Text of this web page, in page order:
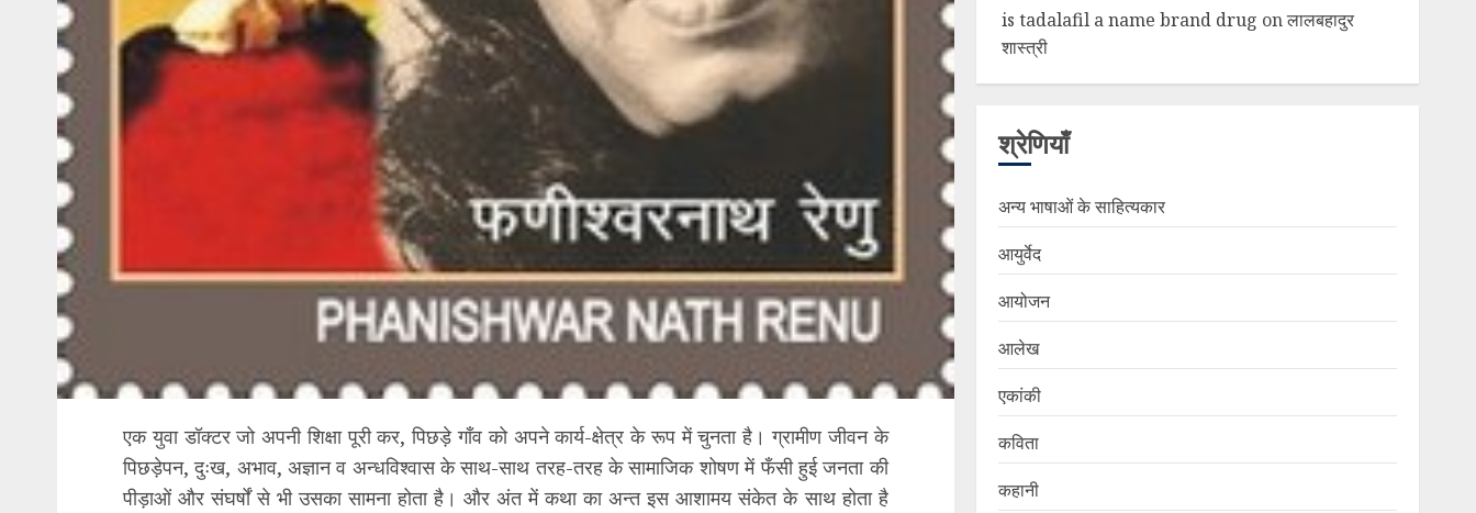
एक युवा डॉक्टर जो अपनी शिक्षा पूरी कर, पिछड़े गाँव को अपने कार्य-क्षेत्र के रूप में चुनता है। ग्रामीण जीवन के
पिछड़ेपन, दुःख, अभाव, अज्ञान व अन्धविश्वास के साथ-साथ तरह-तरह के सामाजिक शोषण में फँसी हुई जनता की
पीड़ाओं और संघर्षों से भी उसका सामना होता है। और अंत में कथा का अन्त इस आशामय संकेत के साथ होता है
is tadalafil a name brand drug onलालबहादुर
शास्त्री
श्रेणियाँ
अन्य भाषाओं के साहित्यकार
आयुर्वेद
आयोजन
आलेख
एकांकी
कविता
कहानी